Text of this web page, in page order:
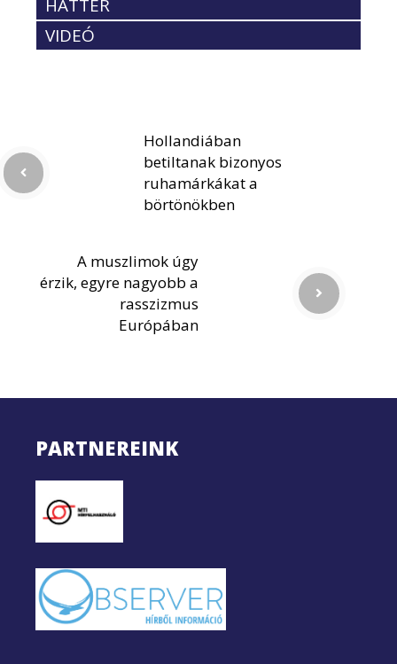
HÁTTÉR
VIDEÓ
Hollandiában
betiltanak bizonyos
ruhamárkákat a
börtönökben
A muszlimok úgy
érzik, egyre nagyobb a
rasszizmus
Európában
PARTNEREINK